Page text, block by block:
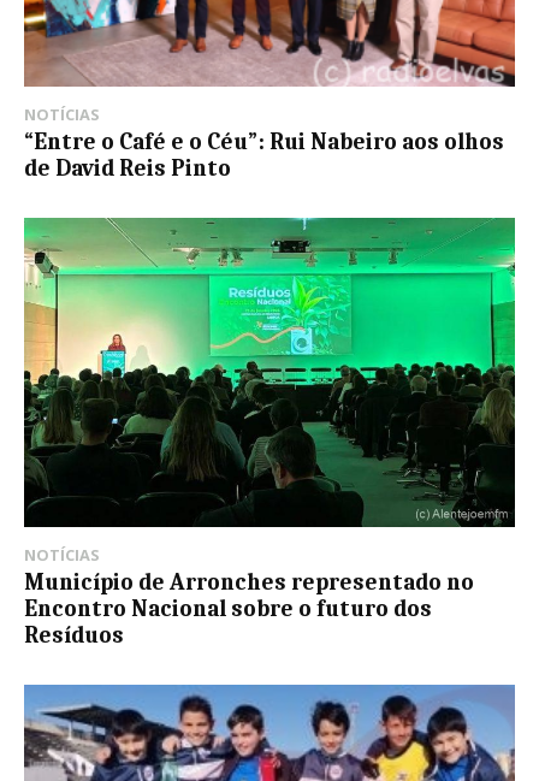
NOTÍCIAS
“Entre o Café e o Céu”: Rui Nabeiro aos olhos
de David Reis Pinto
NOTÍCIAS
Município de Arronches representado no
Encontro Nacional sobre o futuro dos
Resíduos